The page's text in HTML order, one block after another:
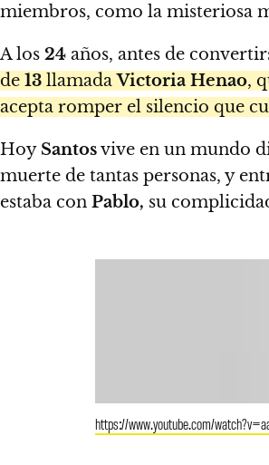
miembros, como la misteriosa
A los 24 años, antes de
de 13 llamadaVictoria Henao,
acepta romper el silencio que
Hoy Santosvive en un mundo
muerte de tantas personas, y
estaba con Pablo, su
https://www.youtube.com/